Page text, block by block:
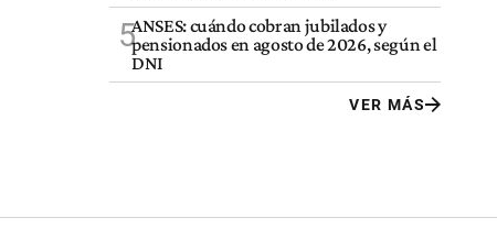
5ANSES: cuándo cobran jubilados y
pensionados en agosto de 2026, según el
DNI
VER MÁS